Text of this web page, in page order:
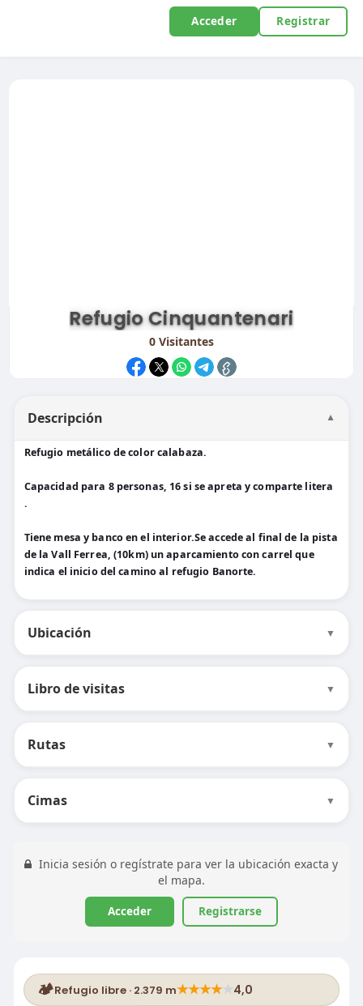
Acceder Registrar
Refugio Cinquantenari
0Visitantes
Descripción ▼
Refugio metálico de color calabaza.
Capacidad para 8 personas, 16 si se apreta y comparte litera
.
Tiene mesa y banco en el interior.Se accede al final de la pista
de la Vall Ferrea, (10km) un aparcamiento con carrel que
indica el inicio del camino al refugio Banorte.
Ubicación ▼
Libro de visitas ▼
Rutas ▼
Cimas ▼
Inicia sesión o regístrate para ver la ubicación exacta y
el mapa.
Acceder Registrarse
🏕️Refugio libre · 2.379 m★★★★★4,0